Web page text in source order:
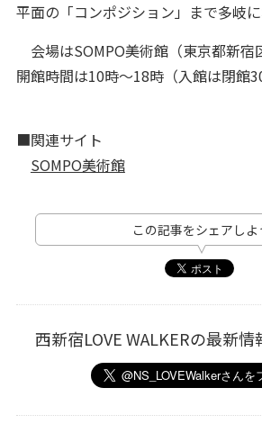
平面の「コンポジション」まで多岐に
会場はSOMPO美術館（東京都新宿
開館時間は10時～18時（入館は閉館
■関連サイト
SOMPO美術館
この記事をシェアしよ
西新宿LOVE WALKERの最新